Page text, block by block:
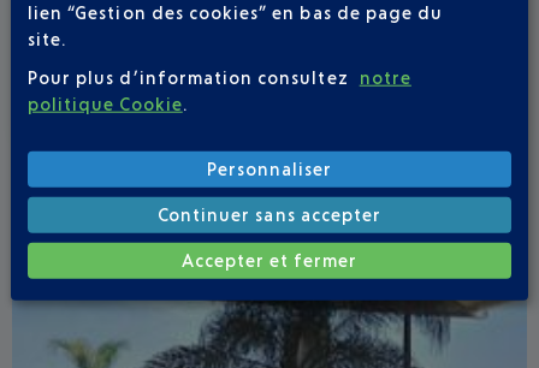
Du 23 juillet au 6 septembre, Il y a comme un air de
lien “Gestion des cookies” en bas de page du
site.
Pour plus d’information consultez
notre
politique Cookie
Personnaliser
Continuer sans accepter
Accepter et fermer